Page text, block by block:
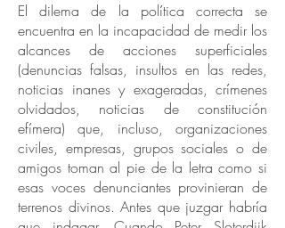
El dilema de la política correcta se
encuentra en la incapacidad de medir los
alcances de acciones superficiales
(denuncias falsas, insultos en las redes,
noticias inanes y exageradas, crímenes
olvidados, noticias de constitución
efímera) que, incluso, organizaciones
civiles, empresas, grupos sociales o de
amigos toman al pie de la letra como si
esas voces denunciantes provinieran de
terrenos divinos. Antes que juzgar habría